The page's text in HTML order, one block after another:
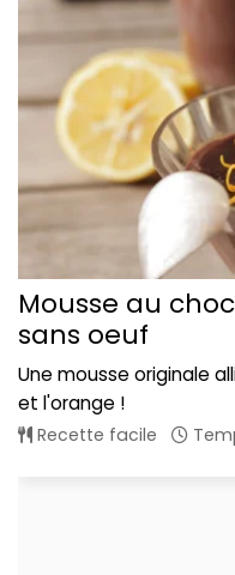
Mousse au
sans oeuf
Une mousse originale
et l'orange !
Recette facile